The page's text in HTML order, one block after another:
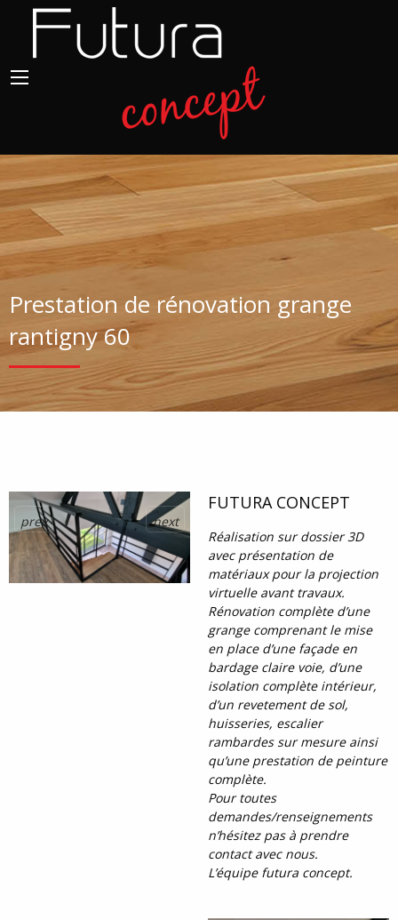
Prestation de rénovation grange
rantigny 60
prev next
FUTURA CONCEPT
Réalisation sur dossier 3D
avec présentation de
matériaux pour la projection
virtuelle avant travaux.
Rénovation complète d’une
grange comprenant le mise
en place d’une façade en
bardage claire voie, d’une
isolation complète intérieur,
d’un revetement de sol,
huisseries, escalier
rambardes sur mesure ainsi
qu’une prestation de peinture
complète.
Pour toutes
demandes/renseignements
n’hésitez pas à prendre
contact avec nous.
L’équipe futura concept.